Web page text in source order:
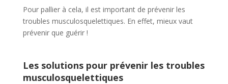
Pour pallier à cela, il est important de prévenir les
troubles musculosquelettiques. En effet, mieux vaut
prévenir que guérir !
Les solutions pour prévenir les troubles
musculosquelettiques